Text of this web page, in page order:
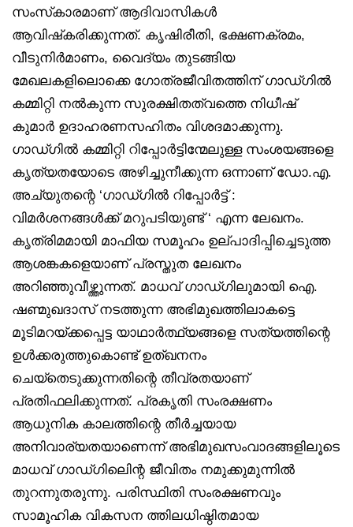
സംസ്‌കാരമാണ് ആദിവാസികള്‍
ആവിഷ്‌കരിക്കുന്നത്. കൃഷിരീതി, ഭക്ഷണക്രമം,
വീടുനിര്‍മാണം, വൈദ്യം തുടങ്ങിയ
മേഖലകളിലൊക്കെ ഗോത്രജീവിതത്തിന് ഗാഡ്ഗില്‍
കമ്മിറ്റി നല്‍കുന്ന സുരക്ഷിതത്വത്തെ നിധീഷ്
കുമാര്‍ ഉദാഹരണസഹിതം വിശദമാക്കുന്നു.
ഗാഡ്ഗില്‍ കമ്മിറ്റി റിപ്പോര്‍ട്ടിന്മേലുള്ള സംശയങ്ങളെ
കൃത്യതയോടെ അഴിച്ചുനീക്കുന്ന ഒന്നാണ് ഡോ.എ.
അച്യുതന്റെ ‘ഗാഡ്ഗില്‍ റിപ്പോര്‍ട്ട് :
വിമര്‍ശനങ്ങള്‍ക്ക് മറുപടിയുണ്ട് ‘ എന്ന ലേഖനം.
കൃത്രിമമായി മാഫിയ സമൂഹം ഉല്പാദിപ്പിച്ചെടുത്ത
ആശങ്കകളെയാണ് പ്രസ്തുത ലേഖനം
അറിഞ്ഞുവീഴ്ത്തുന്നത്. മാധവ് ഗാഡ്ഗിലുമായി ഐ.
ഷണ്മുഖദാസ് നടത്തുന്ന അഭിമുഖത്തിലാകട്ടെ
മൂടിമറയ്ക്കപ്പെട്ട യാഥാര്‍ത്ഥ്യങ്ങളെ സത്യത്തിന്റെ
ഉള്‍ക്കരുത്തുകൊണ്ട് ഉത്ഖനനം
ചെയ്‌തെടുക്കുന്നതിന്റെ തീവ്രതയാണ്
പ്രതിഫലിക്കുന്നത്. പ്രകൃതി സംരക്ഷണം
ആധുനിക കാലത്തിന്റെ തീര്‍ച്ചയായ
അനിവാര്യതയാണെന്ന് അഭിമുഖസംവാദങ്ങളിലൂടെ
മാധവ് ഗാഡ്ഗിലിെന്റ ജീവിതം നമുക്കുമുന്നില്‍
തുറന്നുതരുന്നു. പരിസ്ഥിതി സംരക്ഷണവും
സാമൂഹിക വികസന ത്തിലധിഷ്ഠിതമായ